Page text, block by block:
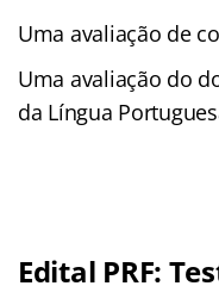
Uma avaliação de
Uma avaliação do
da Língua
Edital PRF: